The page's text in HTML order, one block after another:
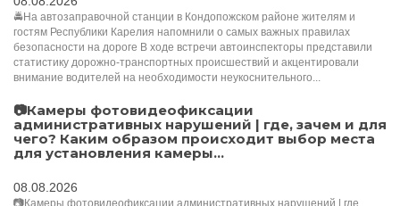
🚔На автозаправочной станции в Кондопожском районе жителям и
гостям Республики Карелия напомнили о самых важных правилах
безопасности на дороге В ходе встречи автоинспекторы представили
статистику дорожно-транспортных происшествий и акцентировали
внимание водителей на необходимости неукоснительного...
📷Камеры фотовидеофиксации
административных нарушений | где, зачем и для
чего? Каким образом происходит выбор места
для установления камеры...
08.08.2026
📷Камеры фотовидеофиксации административных нарушений | где,